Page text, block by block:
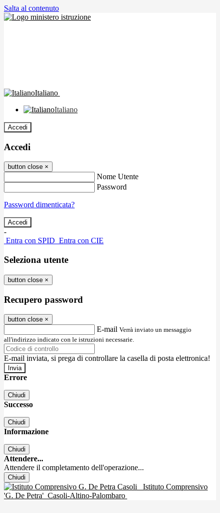
Salta al contenuto
Italiano
Italiano
Accedi
Accedi
button close ×
Nome Utente
Password
Password dimenticata?
-
Entra con SPID Entra con CIE
Seleziona utente
button close ×
Recupero password
button close ×
E-mail Verrà inviato un messaggio
all'indirizzo indicato con le istruzioni necessarie.
E-mail inviata, si prega di controllare la casella di posta elettronica!
Errore
Chiudi
Successo
Chiudi
Informazione
Chiudi
Attendere...
Attendere il completamento dell'operazione...
Chiudi
Istituto Comprensivo
'G. De Petra' Casoli-Altino-Palombaro